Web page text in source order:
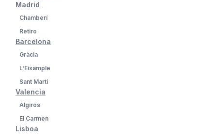
Madrid
Chamberí
Retiro
Barcelona
Gràcia
L'Eixample
Sant Martí
Valencia
Algirós
El Carmen
Lisboa